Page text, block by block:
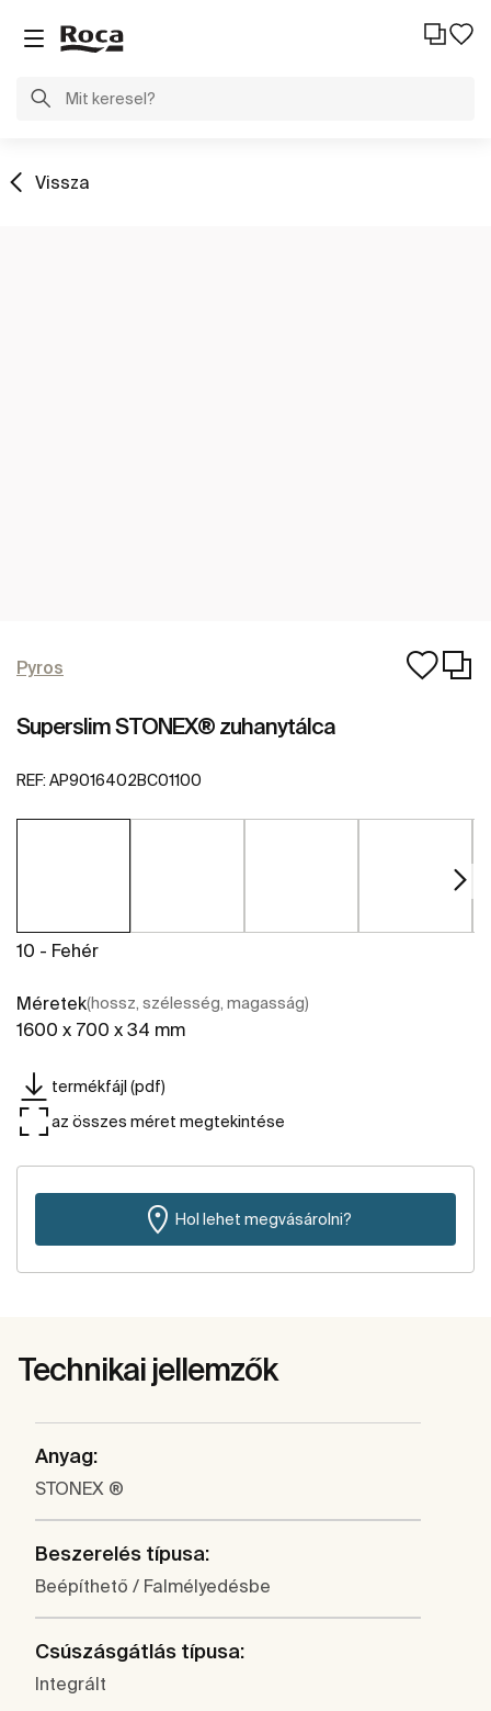
Vissza
Pyros
Superslim STONEX® zuhanytálca
REF: AP9016402BC01100
10 - Fehér
Méretek(hossz, szélesség, magasság)
1600 x 700 x 34 mm
termékfájl (pdf)
az összes méret megtekintése
Hol lehet megvásárolni?
Technikai jellemzők
Anyag:
STONEX ®
Beszerelés típusa:
Beépíthető / Falmélyedésbe
Csúszásgátlás típusa:
Integrált